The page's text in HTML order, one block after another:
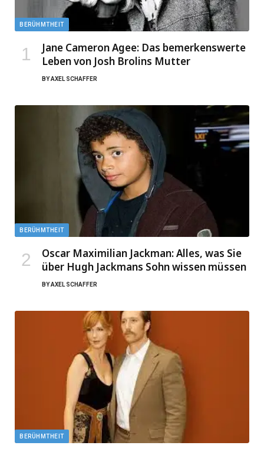
BERÜHMTHEIT
Jane Cameron Agee: Das bemerkenswerte
Leben von Josh Brolins Mutter
BYAXEL SCHAFFER
BERÜHMTHEIT
Oscar Maximilian Jackman: Alles, was Sie
über Hugh Jackmans Sohn wissen müssen
BYAXEL SCHAFFER
BERÜHMTHEIT